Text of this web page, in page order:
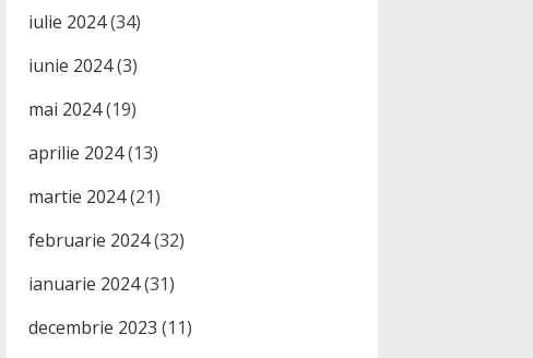
iulie 2024(34)
iunie 2024(3)
mai 2024(19)
aprilie 2024(13)
martie 2024(21)
februarie 2024(32)
ianuarie 2024(31)
decembrie 2023 (11)